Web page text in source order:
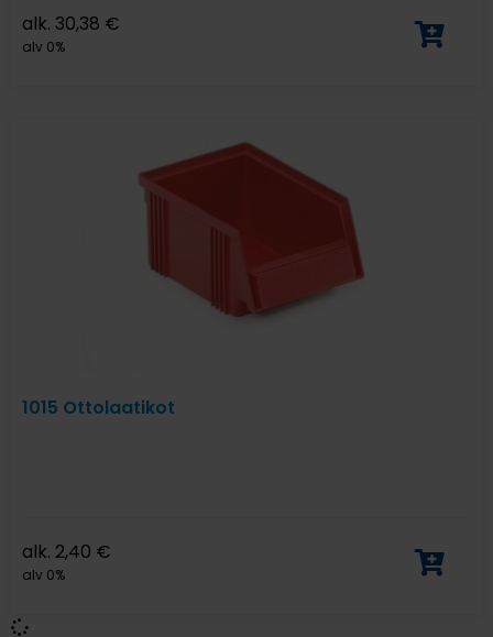
alk. 30,38 €
alv 0%
1015 Ottolaatikot
alk. 2,40 €
alv 0%